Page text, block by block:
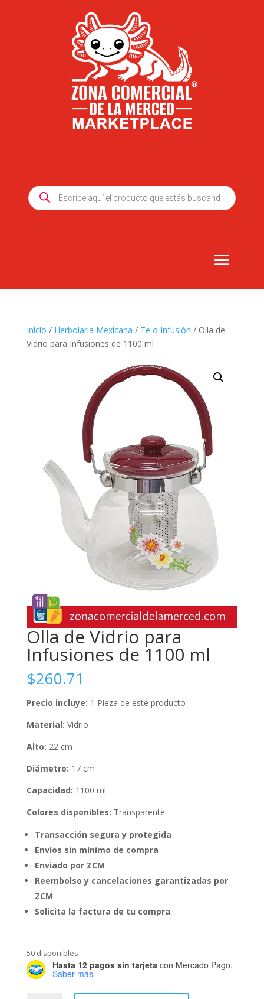
Products
search
Inicio / Herbolaria Mexicana / Te o Infusión / Olla de
Vidrio para Infusiones de 1100 ml
Olla de Vidrio para
Infusiones de 1100 ml
$260.71
Precio incluye: 1 Pieza de este producto
Material: Vidrio
Alto: 22 cm
Diámetro: 17 cm
Capacidad: 1100 ml
Colores disponibles: Transparente
Transacción segura y protegida
Envíos sin mínimo de compra
Enviado por ZCM
Reembolso y cancelaciones garantizadas por
ZCM
Solicita la factura de tu compra
50 disponibles
Hasta 12 pagos sin tarjetacon Mercado Pago.
Saber más